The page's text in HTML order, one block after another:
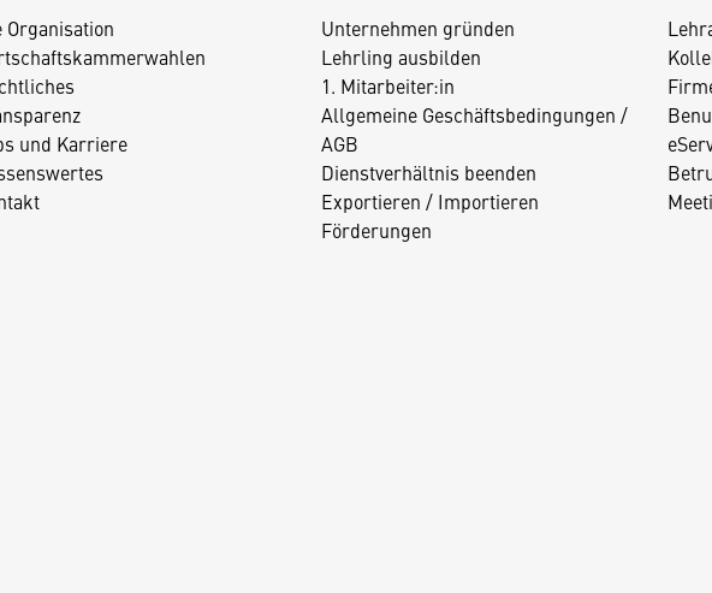
Organisation
und Karriere
Unternehmen gründen
Lehrling ausbilden
1. Mitarbeiter:in
Allgemeine Geschäftsbedingungen /
AGB
Dienstverhältnis beenden
Exportieren / Importieren
Förderungen